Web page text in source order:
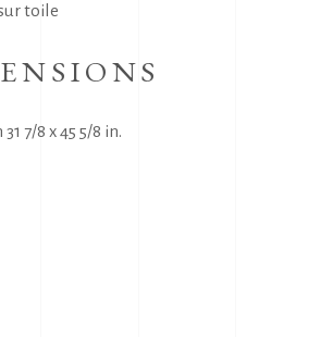
toile
31 7/8 x 45 5/8 in.